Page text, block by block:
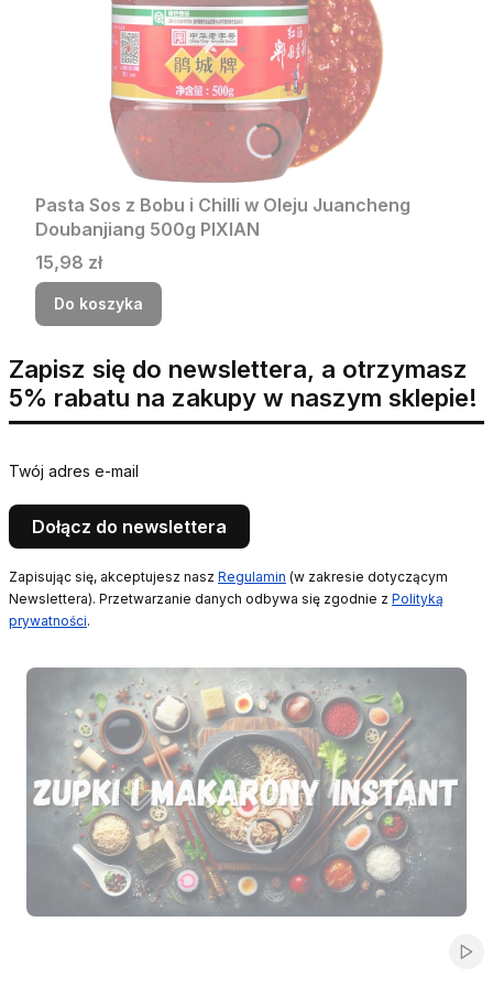
Pasta Sos z Bobu i Chilli w Oleju Juancheng
Doubanjiang 500g PIXIAN
Cena
15,98 zł
Do koszyka
Zapisz się do newslettera, a otrzymasz
5% rabatu na zakupy w naszym sklepie!
Twój adres e-mail
Dołącz do newslettera
Zapisując się, akceptujesz nasz Regulamin (w zakresie dotyczącym
Newslettera). Przetwarzanie danych odbywa się zgodnie z Polityką
prywatności.